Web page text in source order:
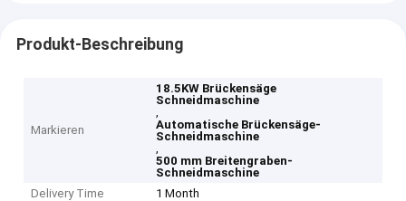
Produkt-Beschreibung
Markieren
18.5KW Brückensäge
Schneidmaschine
,
Automatische Brückensäge-
Schneidmaschine
,
500 mm Breitengraben-
Schneidmaschine
Delivery Time
1 Month